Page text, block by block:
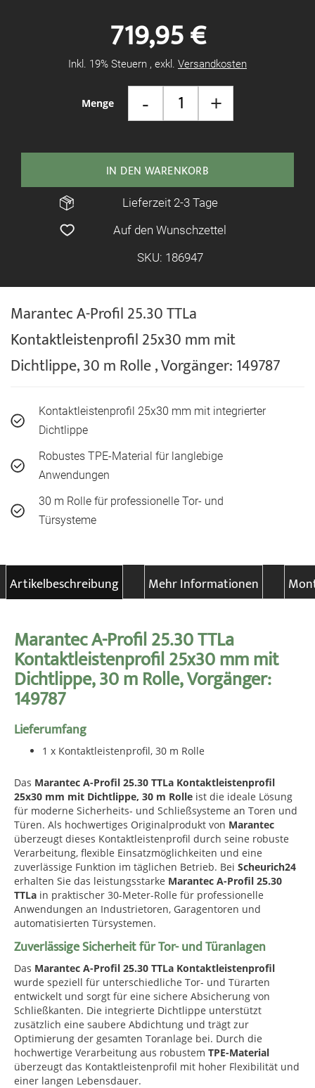
Marantec A-Profil 25.30 TTLa
Kontaktleistenprofil 25x30 mm mit
Dichtlippe, 30 m Rolle , Vorgänger: 149787
Menge - +
719,95 €
Inkl. 19% Steuern , exkl. Versandkosten
IN DEN WARENKORB
Lieferzeit 2-3 Tage
Auf den Wunschzettel
SKU: 186947
Kontaktleistenprofil 25x30 mm mit integrierter
Dichtlippe
Robustes TPE-Material für langlebige
Anwendungen
30 m Rolle für professionelle Tor- und
Türsysteme
Artikelbeschreibung Mehr Informationen
Marantec A-Profil 25.30 TTLa
Kontaktleistenprofil 25x30 mm mit
Dichtlippe, 30 m Rolle, Vorgänger:
149787
Lieferumfang
1 x Kontaktleistenprofil, 30 m Rolle
Das Marantec A-Profil 25.30 TTLa Kontaktleistenprofil
25x30 mm mit Dichtlippe, 30 m Rolle ist die ideale Lösung
für moderne Sicherheits- und Schließsysteme an Toren und
Türen. Als hochwertiges Originalprodukt von Marantec
überzeugt dieses Kontaktleistenprofil durch seine robuste
Verarbeitung, flexible Einsatzmöglichkeiten und eine
zuverlässige Funktion im täglichen Betrieb. Bei Scheurich24
erhalten Sie das leistungsstarke Marantec A-Profil 25.30
TTLa in praktischer 30-Meter-Rolle für professionelle
Anwendungen an Industrietoren, Garagentoren und
automatisierten Türsystemen.
Zuverlässige Sicherheit für Tor- und Türanlagen
Das Marantec A-Profil 25.30 TTLa Kontaktleistenprofil
wurde speziell für unterschiedliche Tor- und Türarten
entwickelt und sorgt für eine sichere Absicherung von
Schließkanten. Die integrierte Dichtlippe unterstützt
zusätzlich eine saubere Abdichtung und trägt zur
Optimierung der gesamten Toranlage bei. Durch die
hochwertige Verarbeitung aus robustem TPE-Material
überzeugt das Kontaktleistenprofil mit hoher Flexibilität und
einer langen Lebensdauer.